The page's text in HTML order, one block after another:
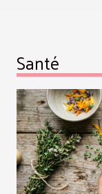
Santé